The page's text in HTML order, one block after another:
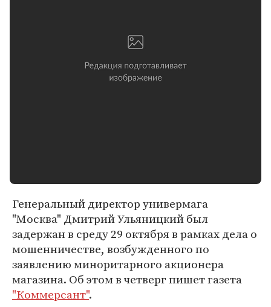
Генеральный директор универмага
"Москва" Дмитрий Ульяницкий был
задержан в среду 29 октября в рамках дела о
мошенничестве, возбужденного по
заявлению миноритарного акционера
магазина. Об этом в четверг пишет газета
"Коммерсант".